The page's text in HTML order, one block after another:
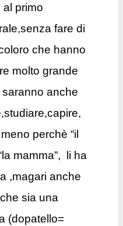
primo
fare di
che hanno
molto grande
anche
perchè “il
mamma”, li ha
,magari anche
sia una
(dopatello=